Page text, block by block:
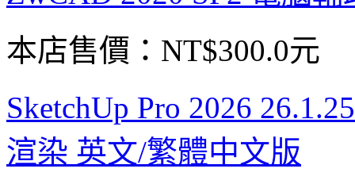
本店售價： NT$300.0元
SketchUp Pro 2026
渲染 英文/繁體中文版